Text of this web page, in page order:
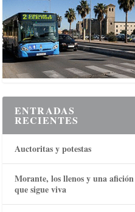
ENTRADAS
RECIENTES
Auctoritas y potestas
Morante, los llenos y una afición
que sigue viva